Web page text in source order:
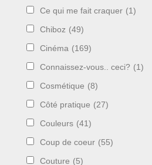
Ce qui me fait craquer (1)
Chiboz (49)
Cinéma (169)
Connaissez-vous.. ceci? (1)
Cosmétique (8)
Côté pratique (27)
Couleurs (41)
Coup de coeur (55)
Couture (5)